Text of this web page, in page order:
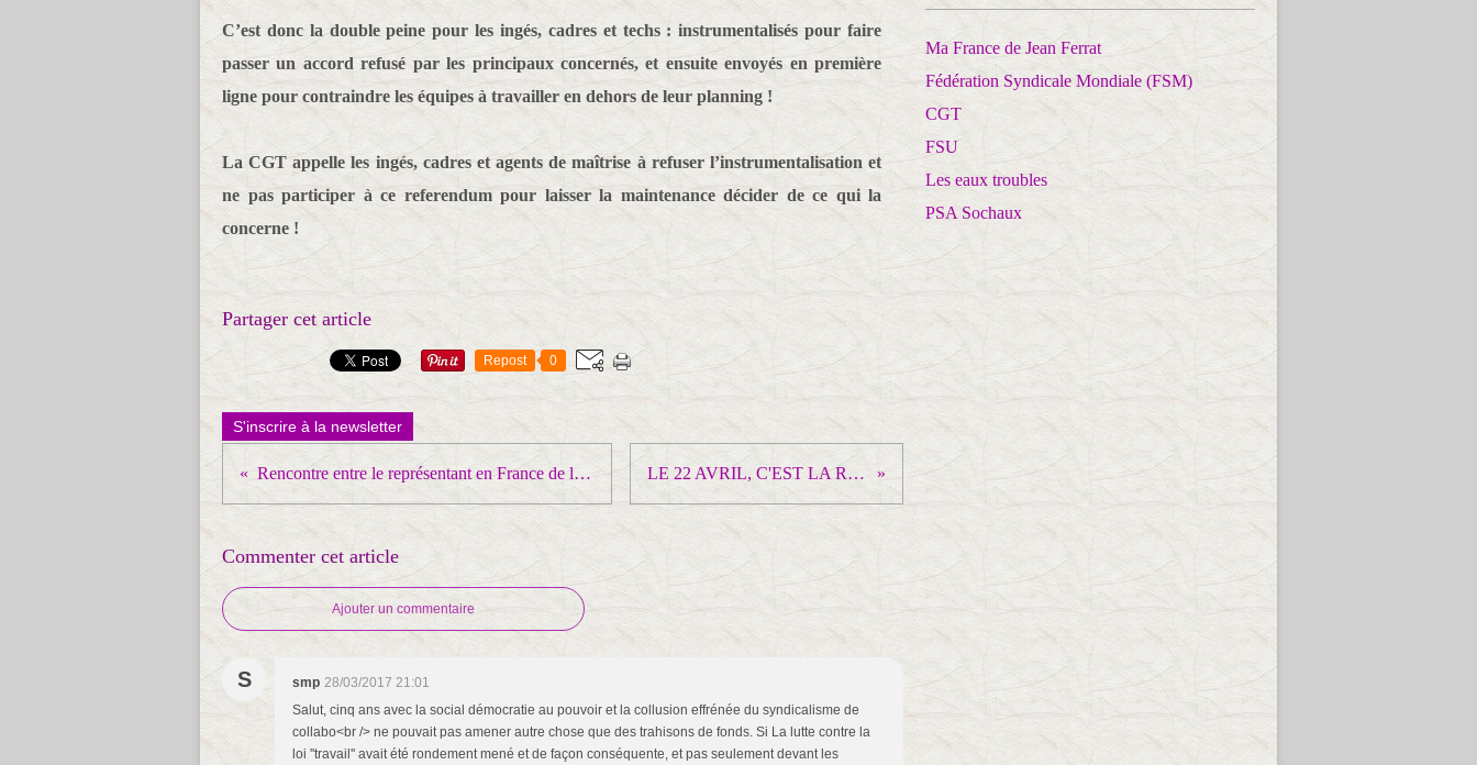
C’est donc la double peine pour les ingés, cadres et techs : instrumentalisés pour faire
passer un accord refusé par les principaux concernés, et ensuite envoyés en première
ligne pour contraindre les équipes à travailler en dehors de leur planning !
La CGT appelle les ingés, cadres et agents de maîtrise à refuser l’instrumentalisation et
ne pas participer à ce referendum pour laisser la maintenance décider de ce qui la
concerne !
Partager cet article
Repost 0
S'inscrire à la newsletter
Rencontre entre le représentant en France de la Fédération Syndicale Mondiale et le Front Syndical de Classe LE 22 AVRIL, C'EST LA RUE QUI IMPOSE SON PROGRAMME !
Commenter cet article
Ajouter un commentaire
S smp 28/03/2017 21:01
Salut, cinq ans avec la social démocratie au pouvoir et la collusion effrénée du syndicalisme de
collabo<br /> ne pouvait pas amener autre chose que des trahisons de fonds. Si La lutte contre la
loi ''travail'' avait été rondement mené et de façon conséquente, et pas seulement devant les
Ma France de Jean Ferrat
Fédération Syndicale Mondiale (FSM)
CGT
FSU
Les eaux troubles
PSA Sochaux